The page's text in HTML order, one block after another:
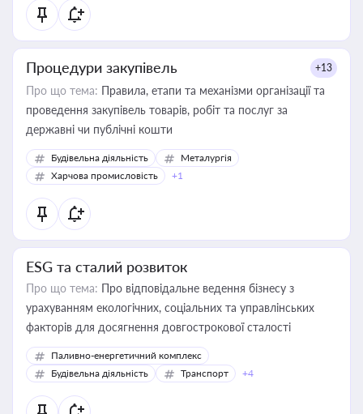
Процедури закупівель +13
Про що тема: Правила, етапи та механізми організації та
проведення закупівель товарів, робіт та послуг за
державні чи публічні кошти
Будівельна діяльність
Металургія
Харчова промисловість
+1
ESG та сталий розвиток
Про що тема: Про відповідальне ведення бізнесу з
урахуванням екологічних, соціальних та управлінських
факторів для досягнення довгострокової сталості
Паливно-енергетичний комплекс
Будівельна діяльність
Транспорт +4